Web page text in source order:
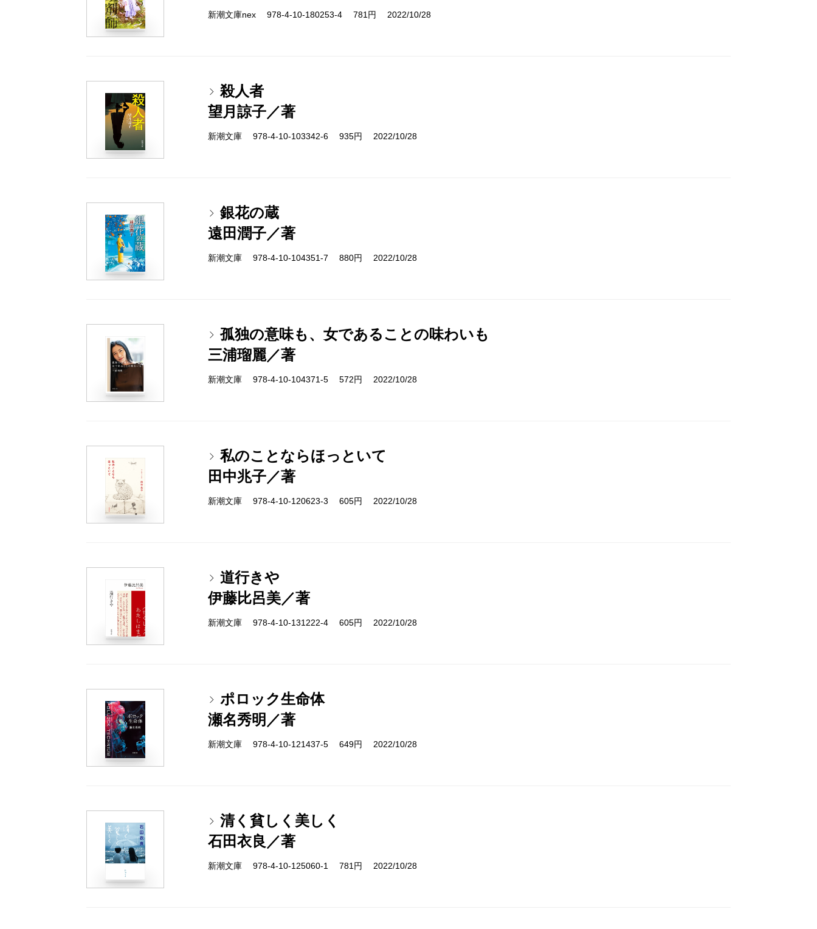
新潮文庫nex 978-4-10-180253-4 781円 2022/10/28
殺人者
望月諒子／著
新潮文庫 978-4-10-103342-6 935円 2022/10/28
銀花の蔵
遠田潤子／著
新潮文庫 978-4-10-104351-7 880円 2022/10/28
孤独の意味も、女であることの味わいも
三浦瑠麗／著
新潮文庫 978-4-10-104371-5 572円 2022/10/28
私のことならほっといて
田中兆子／著
新潮文庫 978-4-10-120623-3 605円 2022/10/28
道行きや
伊藤比呂美／著
新潮文庫 978-4-10-131222-4 605円 2022/10/28
ポロック生命体
瀬名秀明／著
新潮文庫 978-4-10-121437-5 649円 2022/10/28
清く貧しく美しく
石田衣良／著
新潮文庫 978-4-10-125060-1 781円 2022/10/28